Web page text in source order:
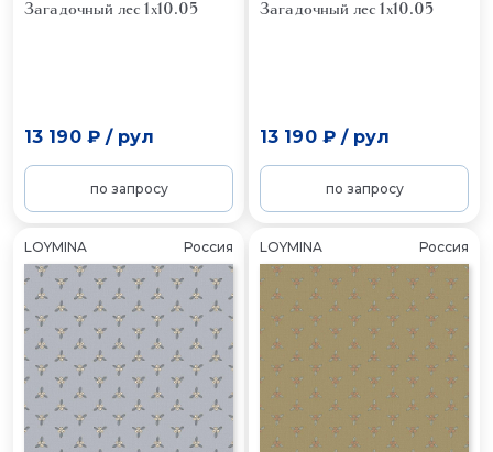
Загадочный лес 1x10.05
13 190 ₽/ рул
по запросу
Загадочный лес 1x10.05
13 190 ₽/ рул
по запросу
LOYMINA Россия LOYMINA Россия